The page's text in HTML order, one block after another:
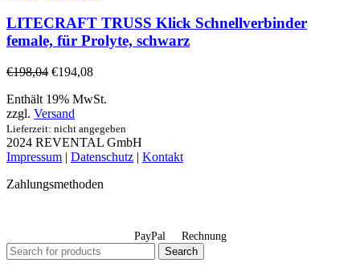
LITECRAFT TRUSS Klick Schnellverbinder
female, für Prolyte, schwarz
€198,04 €194,08
Enthält 19% MwSt.
zzgl. Versand
Lieferzeit: nicht angegeben
2024 REVENTAL GmbH
Impressum | Datenschutz | Kontakt
Zahlungsmethoden
PayPal Rechnung
Search